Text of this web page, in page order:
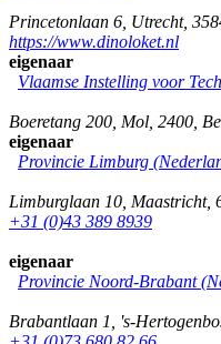
Princetonlaan 6 Utrecht,
https://www.dinoloket.nl
eigenaar
Vlaamse Instelling voor
Boeretang 200 Mol 2400
eigenaar
Provincie Limburg
Limburglaan 10 Maastricht,
+31 (0)43 389 8939
eigenaar
Provincie Noord-Brabant
Brabantlaan 1 's-